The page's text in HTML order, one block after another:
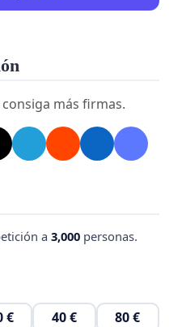
más firmas.
a 3,000 personas.
€ 40 € 80 €